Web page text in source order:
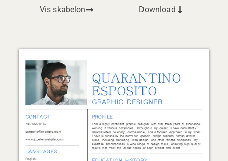
Vis skabelon
Download